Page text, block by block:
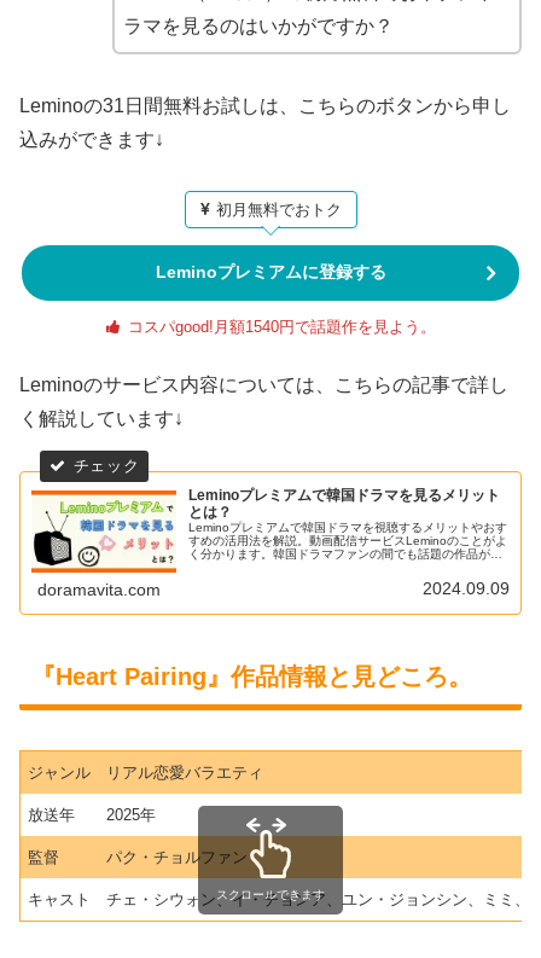
ラマを見るのはいかがですか？
Leminoの31日間無料お試しは、こちらのボタンから申し
込みができます↓
初月無料でおトク
Leminoプレミアムに登録する
コスパgood!月額1540円で話題作を見よう。
Leminoのサービス内容については、こちらの記事で詳し
く解説しています↓
Leminoプレミアムで韓国ドラマを見るメリット
とは？
Leminoプレミアムで韓国ドラマを視聴するメリットやおす
すめの活用法を解説。動画配信サービスLeminoのことがよ
く分かります。韓国ドラマファンの間でも話題の作品が独
doramavita.com 2024.09.09
『Heart Pairing』作品情報と見どころ。
ジャンル リアル恋愛バラエティ
放送年 2025年
監督 パク・チョルファン
キャスト チェ・シウォン、イ・チョンア、ユン・ジョンシン、ミミ、
スクロールできます